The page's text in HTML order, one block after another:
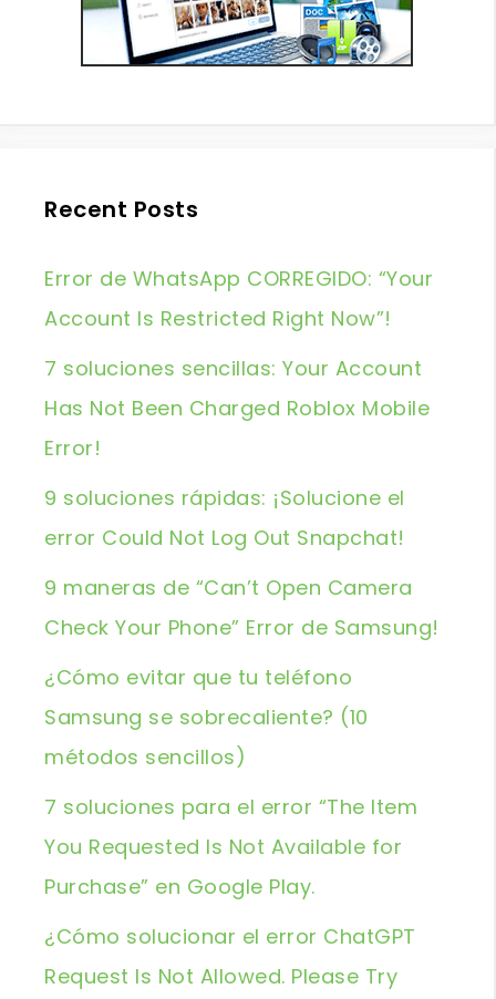
Recent Posts
Error de WhatsApp CORREGIDO: “Your
Account Is Restricted Right Now”!
7 soluciones sencillas: Your Account
Has Not Been Charged Roblox Mobile
Error!
9 soluciones rápidas: ¡Solucione el
error Could Not Log Out Snapchat!
9 maneras de “Can’t Open Camera
Check Your Phone” Error de Samsung!
¿Cómo evitar que tu teléfono
Samsung se sobrecaliente? (10
métodos sencillos)
7 soluciones para el error “The Item
You Requested Is Not Available for
Purchase” en Google Play.
¿Cómo solucionar el error ChatGPT
Request Is Not Allowed. Please Try